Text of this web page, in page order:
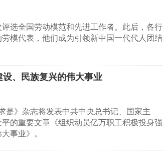
评选全国劳动模范和先进工作者。此后，各行
模代表，他们成为引领新中国一代代人团结
、民族复兴的伟大事业
是》杂志将发表中共中央总书记、国家主
的重要文章《组织动员亿万职工积极投身强
事业》。